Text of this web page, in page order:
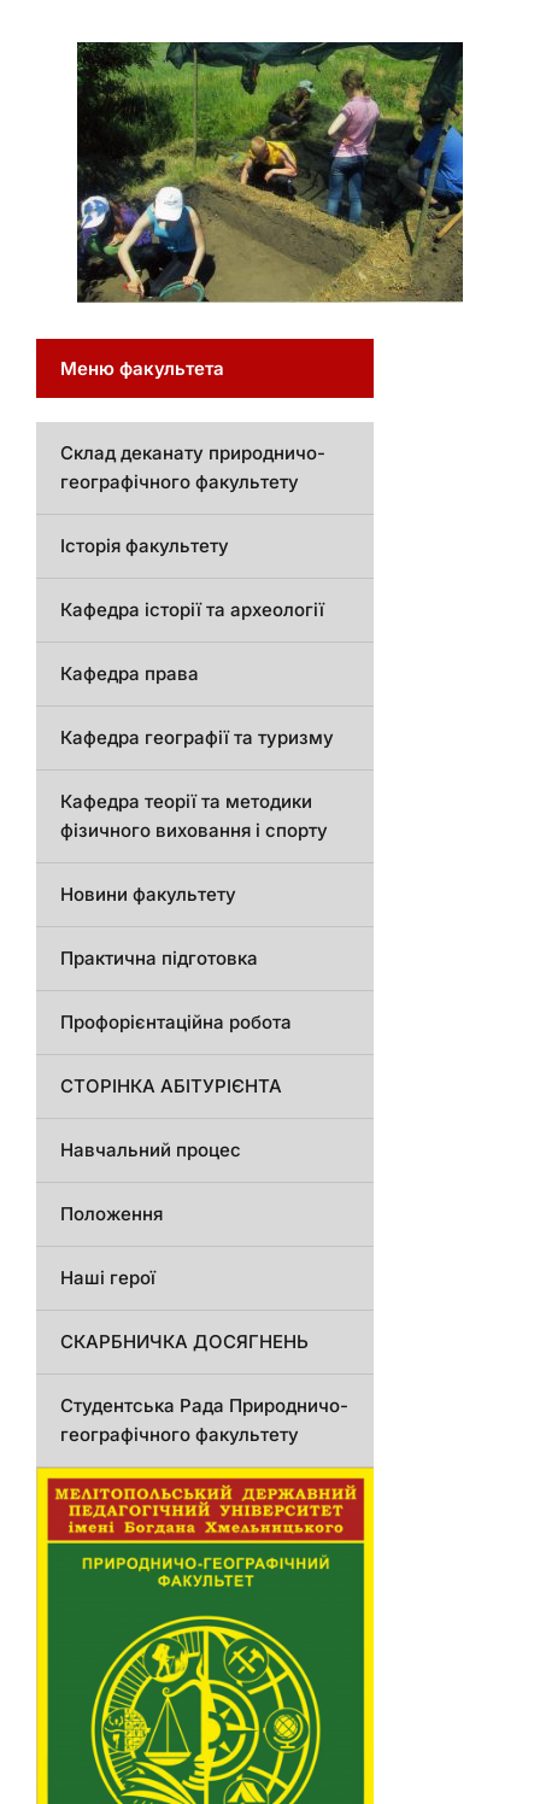
Меню факультета
Склад деканату природничо-
географічного факультету
Історія факультету
Кафедра історії та археології
Кафедра права
Кафедра географії та туризму
Кафедра теорії та методики
фізичного виховання і спорту
Новини факультету
Практична підготовка
Профорієнтаційна робота
СТОРІНКА АБІТУРІЄНТА
Навчальний процес
Положення
Наші герої
СКАРБНИЧКА ДОСЯГНЕНЬ
Студентська Рада Природничо-
географічного факультету